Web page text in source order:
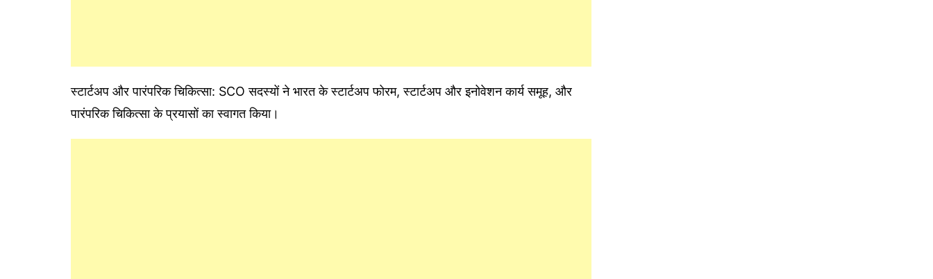
स्टार्टअप और पारंपरिक चिकित्सा: SCO सदस्यों ने भारत के स्टार्टअप फोरम, स्टार्टअप और इनोवेशन कार्य समूह, और
पारंपरिक चिकित्सा के प्रयासों का स्वागत किया।